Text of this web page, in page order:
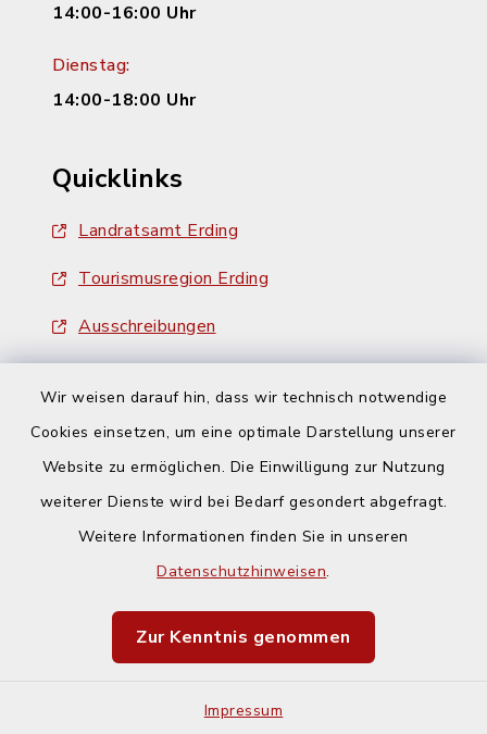
Wir weisen darauf hin, dass wir technisch notwendige
Cookies einsetzen, um eine optimale Darstellung unserer
Website zu ermöglichen. Die Einwilligung zur Nutzung
weiterer Dienste wird bei Bedarf gesondert abgefragt.
Weitere Informationen finden Sie in unseren
Datenschutzhinweisen.
Zur Kenntnis genommen
Impressum
14:00-16:00 Uhr
Dienstag:
14:00-18:00 Uhr
Quicklinks
Landratsamt Erding
Tourismusregion Erding
Ausschreibungen
Barrierefreiheit
Impressum
Sitemap